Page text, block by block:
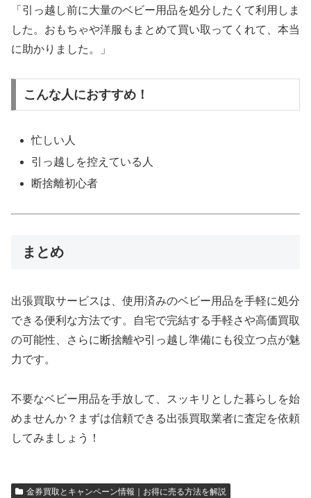
「引っ越し前に大量のベビー用品を処分したくて利用しま
した。おもちゃや洋服もまとめて買い取ってくれて、本当
に助かりました。」
こんな人におすすめ！
忙しい人
引っ越しを控えている人
断捨離初心者
まとめ
出張買取サービスは、使用済みのベビー用品を手軽に処分
できる便利な方法です。自宅で完結する手軽さや高価買取
の可能性、さらに断捨離や引っ越し準備にも役立つ点が魅
力です。
不要なベビー用品を手放して、スッキリとした暮らしを始
めませんか？まずは信頼できる出張買取業者に査定を依頼
してみましょう！
金券買取とキャンペーン情報｜お得に売る方法を解説